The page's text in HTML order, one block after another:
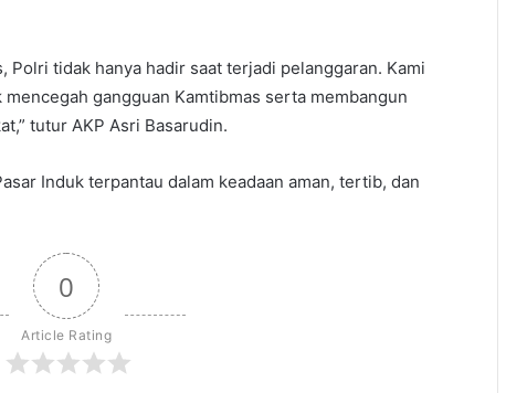
Polri tidak hanya hadir saat terjadi pelanggaran. Kami
gangguan Kamtibmas serta membangun
tutur AKP Asri Basarudin.
Induk terpantau dalam keadaan aman, tertib, dan
0
Article Rating